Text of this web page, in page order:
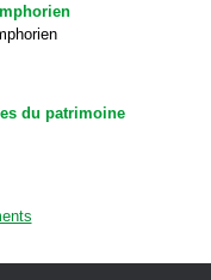
du patrimoine